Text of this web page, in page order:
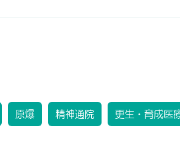
原爆 精神通院 更生・育成医